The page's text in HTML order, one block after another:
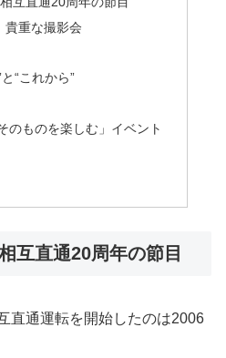
貴重な撮影会
“これから”
のものを楽しむ」イベント
互直通20周年の節目
直通運転を開始したのは2006